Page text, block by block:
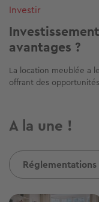
Investir
avantages ?
La location meublée a
offrant des
A la une !
Réglementations
Image